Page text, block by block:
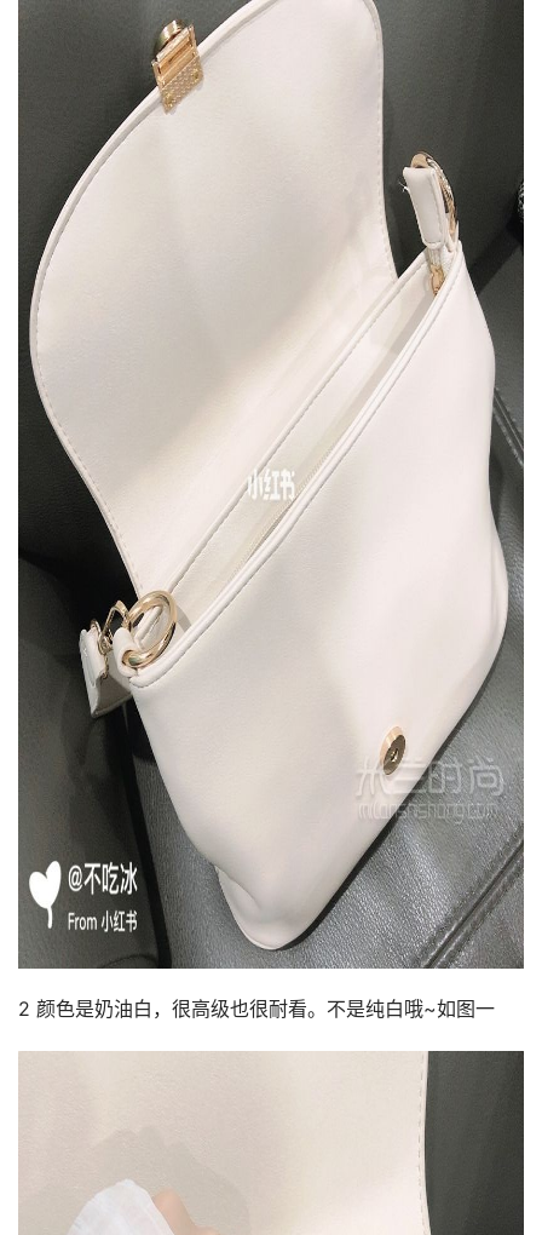
2 颜色是奶油白，很高级也很耐看。不是纯白哦~如图一